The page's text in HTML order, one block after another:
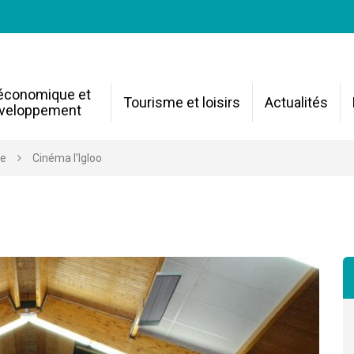
et
Tourisme et loisirs Actualités
Cinéma l’Igloo